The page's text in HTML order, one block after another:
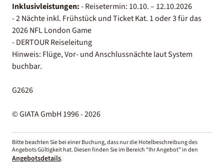
Inklusivleistungen:- Reisetermin: 10.10. – 12.10.2026
- 2 Nächte inkl. Frühstück und Ticket Kat. 1 oder 3 für das
2026 NFL London Game
- DERTOUR Reiseleitung
Hinweis: Flüge, Vor- und Anschlussnächte laut System
buchbar.
G2626
© GIATA GmbH 1996 - 2026
Bitte beachten Sie bei einer Buchung, dass nur die Hotelbeschreibung des
Angebots Gültigkeit hat. Diesen finden Sie im Bereich “Ihr Angebot” in den
Angebotsdetails.